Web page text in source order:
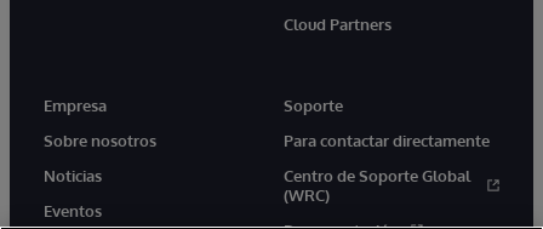
Cloud Partners
Empresa
Sobre nosotros
Noticias
Eventos
Soporte
Para contactar directamente
Centro de Soporte Global
(WRC)